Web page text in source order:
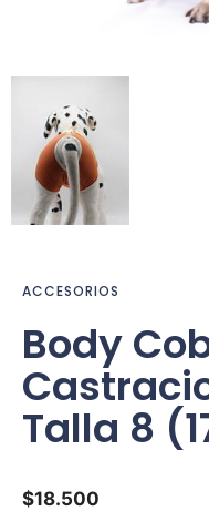
ACCESORIOS
Body
Talla 8
$18.500